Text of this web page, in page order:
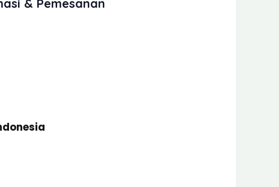
& Pemesanan